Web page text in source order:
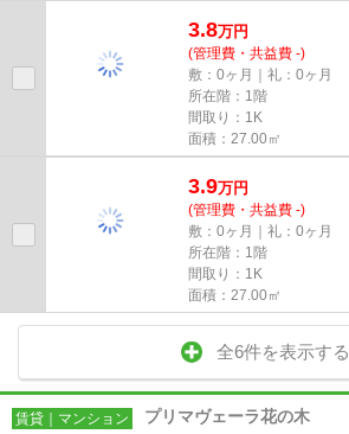
3.8万円
(管理費・共益費 -)
敷：0ヶ月｜礼：0ヶ月
所在階：1階
間取り：1K
面積：27.00㎡
3.9万円
(管理費・共益費 -)
敷：0ヶ月｜礼：0ヶ月
所在階：1階
間取り：1K
面積：27.00㎡
全6件を表示する
賃貸｜マンション プリマヴェーラ花の木